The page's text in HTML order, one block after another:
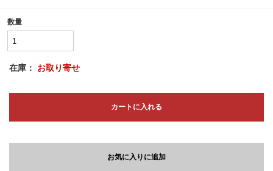
数量
在庫： お取り寄せ
カートに入れる
お気に入りに追加